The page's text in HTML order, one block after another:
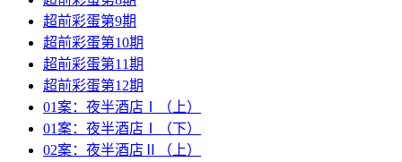
超前彩蛋第9期
超前彩蛋第10期
超前彩蛋第11期
超前彩蛋第12期
01案：夜半酒店Ⅰ（上）
01案：夜半酒店Ⅰ（下）
02案：夜半酒店Ⅱ（上）